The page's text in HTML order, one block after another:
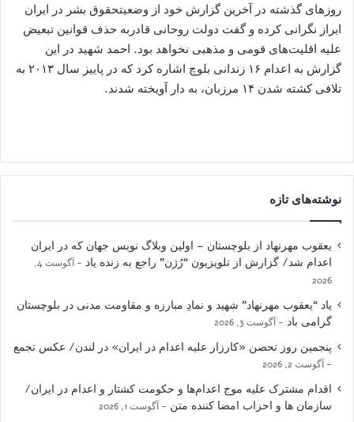
روزهای گذشته در آخرین گزارش خود از وضعیتحقوق بشر در ایران
ابراز نگرانی کرده و گفت دولت روحانی قادربه حذف قوانین تبعیض
علیه اقلیت‌های قومی و مذهبی نخواهد بود. احمد شهید در این
گزارش به اعدام ۱۶ زندانی بلوچ اشاره کرد که در پاییز سال ۲۰۱۳ به
تلافی کشته شدن ۱۴ مرزبان، به دار آویخته شدند.
نوشته‌های تازه
یعقوب مهرنهاد از بلوچستان – اولین وبلاگ نویس جهان که در ایران
اعدام شد/ گزارش از تلویزیون “رُژن” راجع به زنده یاد
آگوست 4,
2026
یاد “یعقوب مهرنهاد” شهید و نمادِ مبارزه و مقاومت مدنی در بلوچستان
گرامی باد
آگوست 3, 2026
پنجمین روز تحصن «کارزار علیه اعدام در ایران» در لندن/ عکس تجمع
آگوست 2, 2026
اقدام مشترک علیه موج اعدام‌ها و حکومت کشتار و اعدام در ایران/
سازمان ها و احزاب امضا کننده متن
آگوست 1, 2026